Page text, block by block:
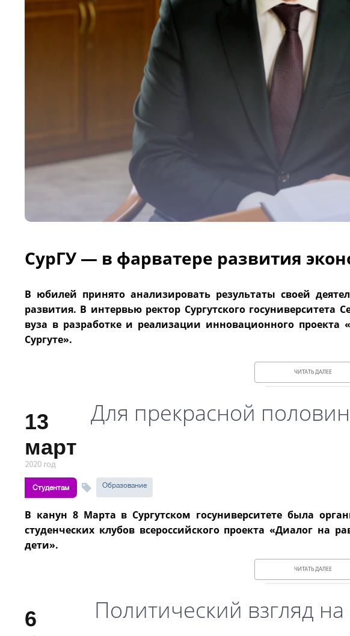
СурГУ — в фарватере развития
В юбилей принято анализировать результаты своей
развития. В интервью ректор Сургутского госуниверситета
вуза в разработке и реализации инновационного проекта
Сургуте».
ЧИТАТЬ ДАЛЕЕ
13
март
2020 год
Для прекрасной
Студентам Образование
В канун 8 Марта в Сургутском госуниверситете была
студенческих клубов всероссийского проекта «Диалог на
дети».
ЧИТАТЬ ДАЛЕЕ
6
Политический взгляд